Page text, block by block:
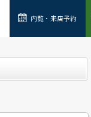
内覧・来店予約